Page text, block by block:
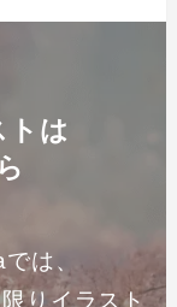
トは
は、
りイラスト